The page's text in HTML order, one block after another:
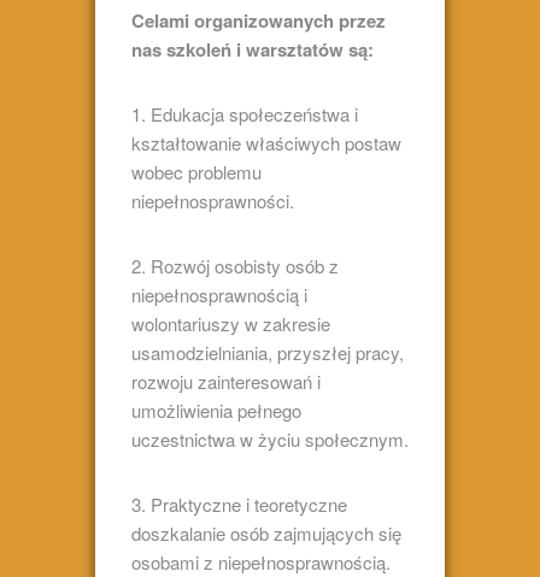
Celami organizowanych przez
nas szkoleń i warsztatów są:
1. Edukacja społeczeństwa i
kształtowanie właściwych postaw
wobec problemu
niepełnosprawności.
2. Rozwój osobisty osób z
niepełnosprawnością i
wolontariuszy w zakresie
usamodzielniania, przyszłej pracy,
rozwoju zainteresowań i
umożliwienia pełnego
uczestnictwa w życiu społecznym.
3. Praktyczne i teoretyczne
doszkalanie osób zajmujących się
osobami z niepełnosprawnością.